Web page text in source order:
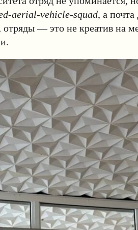
aerial-vehicle-squad, а почта
— это не креатив на